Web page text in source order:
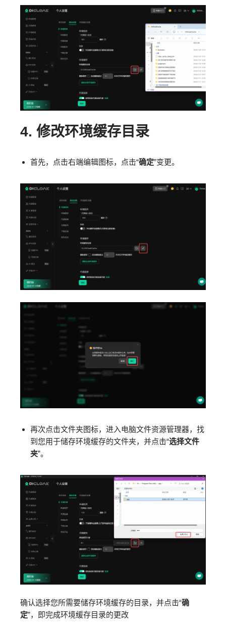
4. 修改环境缓存目录
首先，点击右端编辑图标，点击“确定”变更。
再次点击文件夹图标，进入电脑文件资源管理器，找
到您用于储存环境缓存的文件夹，并点击“选择文件
夹”。
确认选择您所需要储存环境缓存的目录，并点击“确
定”，即完成环境缓存目录的更改